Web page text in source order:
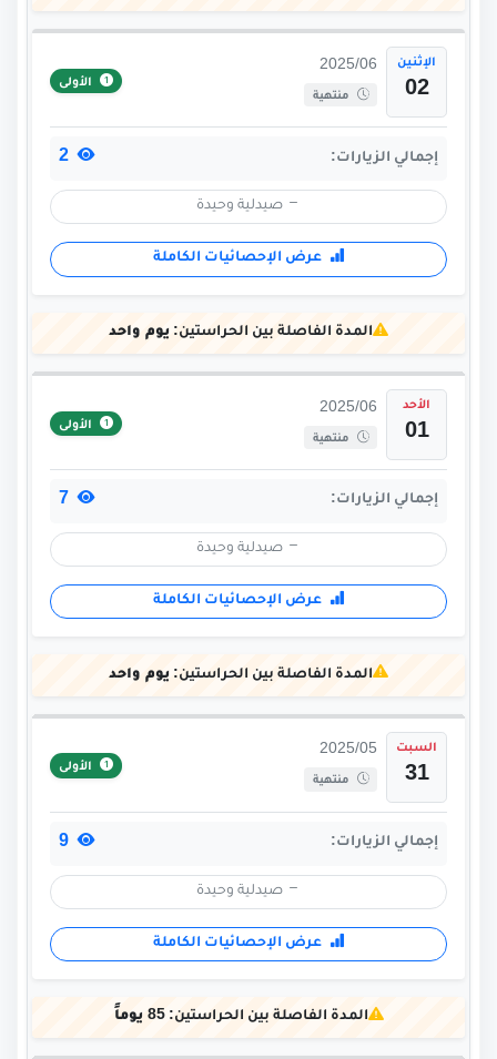
الإثنين
02
2025/06
منتهية
الأولى
إجمالي الزيارات:
صيدلية وحيدة
عرض الإحصائيات الكاملة
المدة الفاصلة بين الحراستين: يوم واحد
الأحد
01
2025/06
منتهية
الأولى
إجمالي الزيارات:
صيدلية وحيدة
عرض الإحصائيات الكاملة
المدة الفاصلة بين الحراستين: يوم واحد
السبت
31
2025/05
منتهية
الأولى
إجمالي الزيارات:
صيدلية وحيدة
عرض الإحصائيات الكاملة
المدة الفاصلة بين الحراستين:85 يوماً